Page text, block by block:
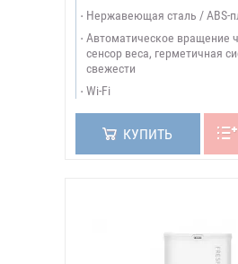
Нержавеющая сталь / ABS-
Автоматическое вращение
сенсор веса, герметичная
свежести
Wi-Fi
КУПИТЬ